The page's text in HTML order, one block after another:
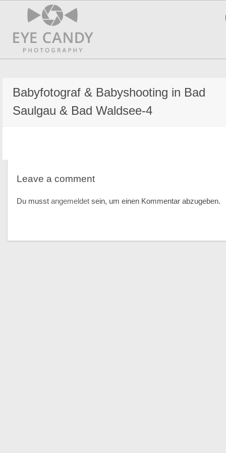
Babyfotograf & Babyshooting in Bad
Saulgau & Bad Waldsee-4
Leave a comment
Du musstangemeldet sein, um einen Kommentar abzugeben.